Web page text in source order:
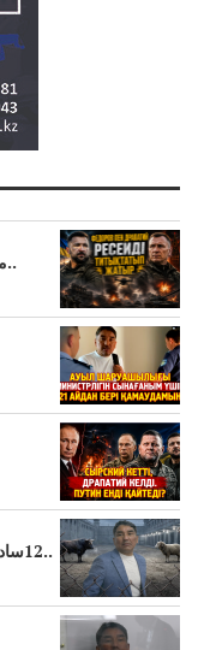
ماڭىنپوكروۆسكاپ، درون ماڭىنداعىنە ج..
12سادىربايدىتاعىسى كەلە12نجىلعاۇقا مەس..